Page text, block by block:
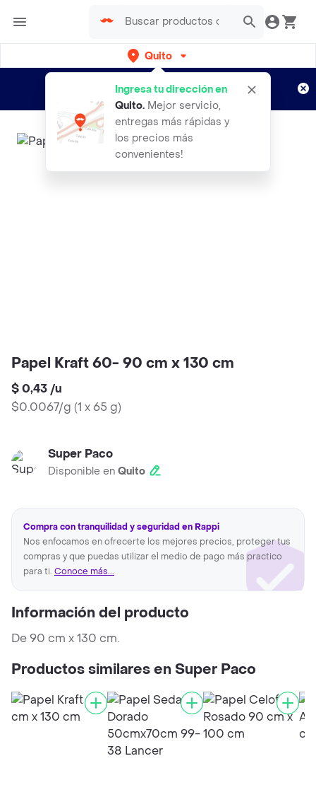
Quito
Ingresa tu dirección en
Quito. Mejor servicio,
entregas más rápidas y
los precios más
convenientes!
envíos gratis por semanas
Aplican TyC
Papel Kraft 60- 90 cm x 130 cm
$ 0,43 /u
$0.0067/g (1 x 65 g)
Super Paco
Disponible en Quito
Compra con tranquilidad y seguridad en Rappi
Nos enfocamos en ofrecerte los mejores precios, proteger tus
compras y que puedas utilizar el medio de pago más practico
para ti. Conoce más...
Información del producto
De 90 cm x 130 cm.
Productos similares en Super Paco